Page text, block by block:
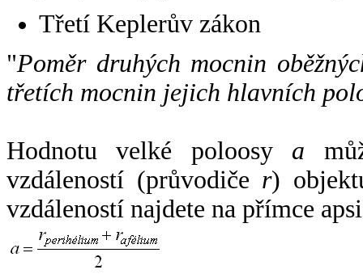
Třetí Keplerův zákon
"Poměr druhých mocnin
třetích mocnin jejich hlavních
Hodnotu velké poloosy a
vzdáleností (průvodiče r)
vzdáleností najdete na přímce